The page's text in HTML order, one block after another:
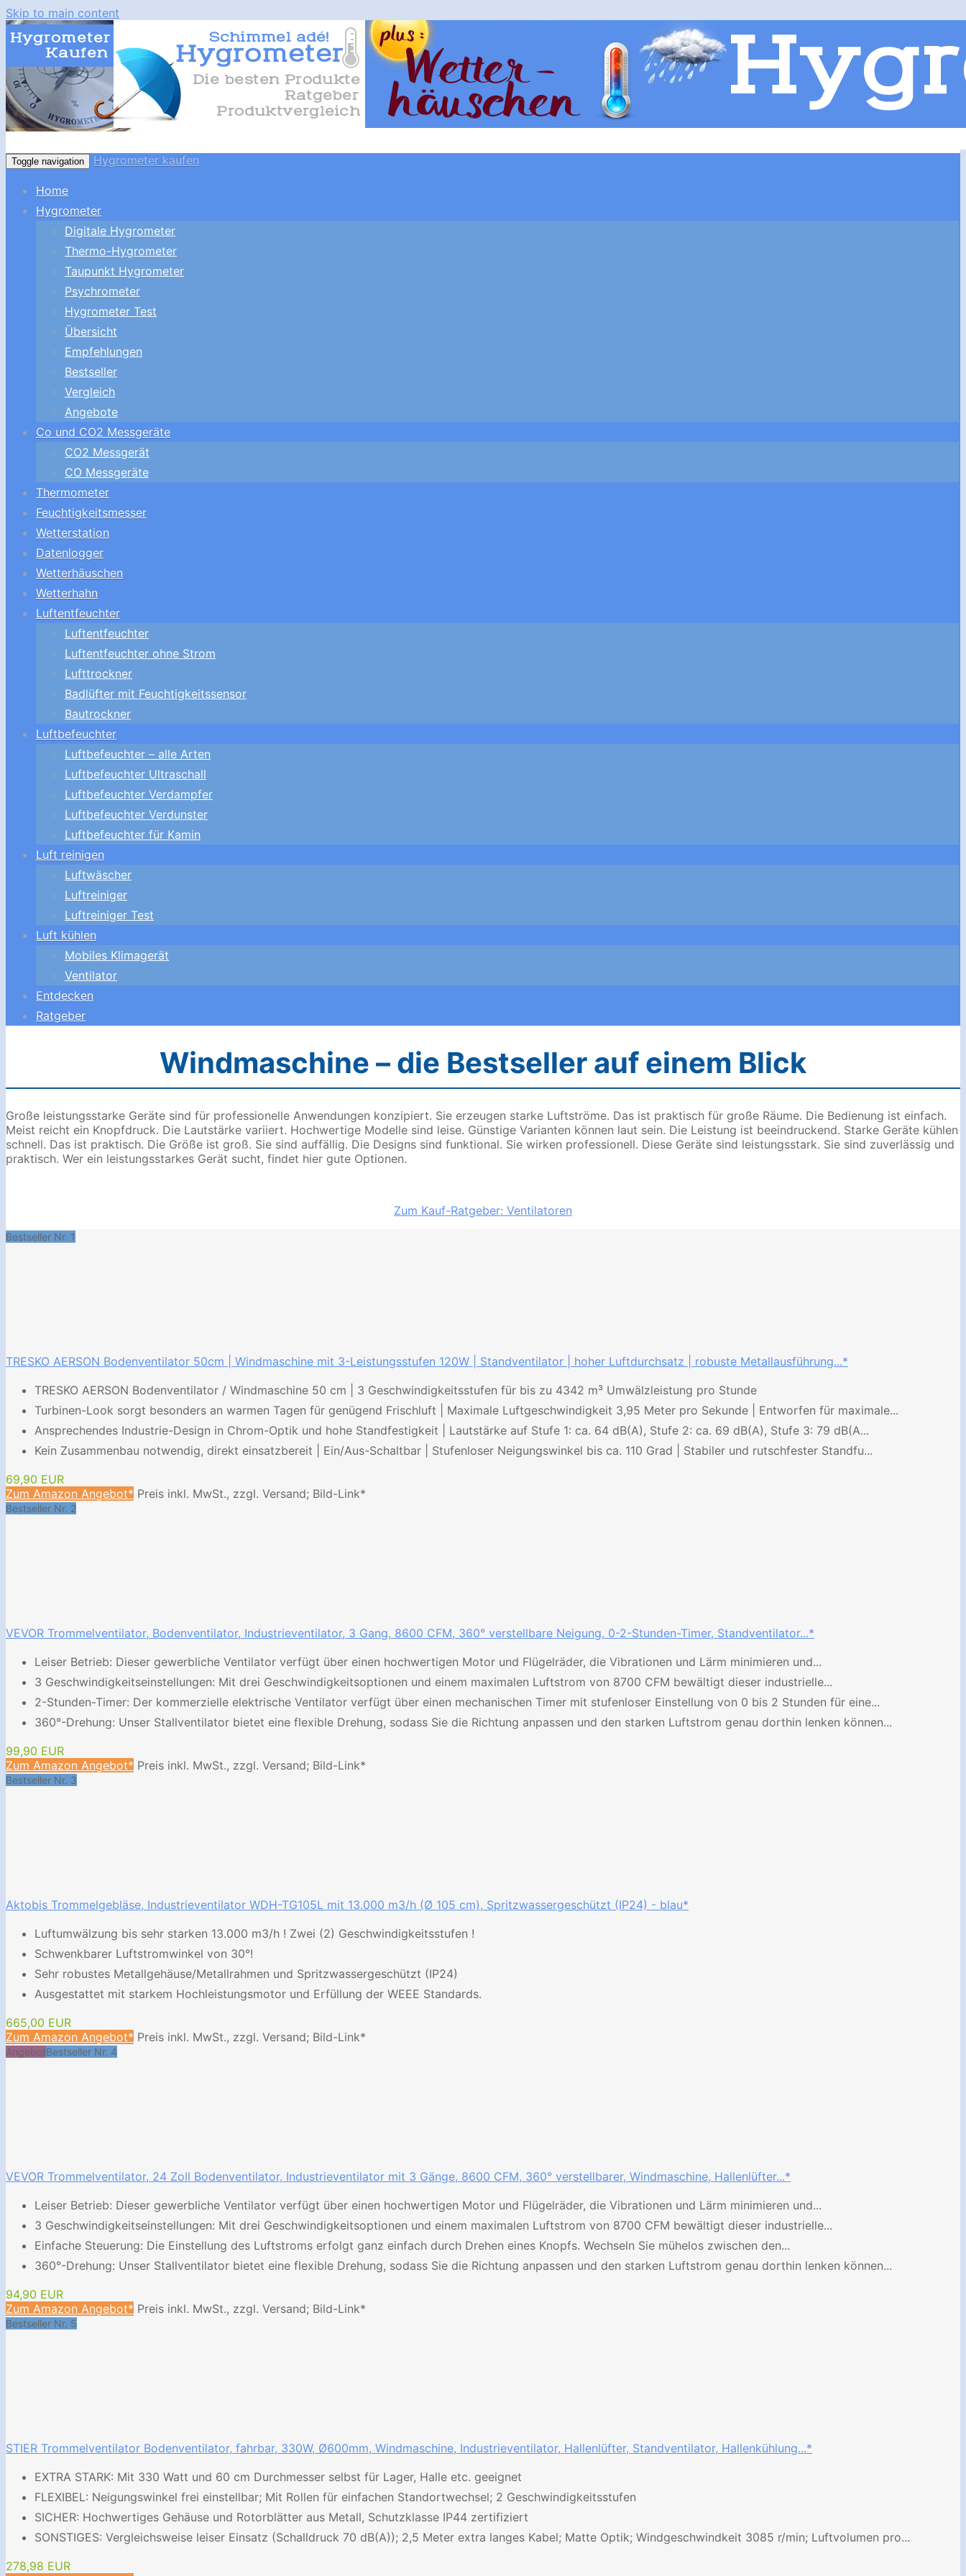
Skip to main content
Toggle navigation Hygrometer kaufen
Home
Hygrometer
Digitale Hygrometer
Thermo-Hygrometer
Taupunkt Hygrometer
Psychrometer
Hygrometer Test
Übersicht
Empfehlungen
Bestseller
Vergleich
Angebote
Co und CO2 Messgeräte
CO2 Messgerät
CO Messgeräte
Thermometer
Feuchtigkeitsmesser
Wetterstation
Datenlogger
Wetterhäuschen
Wetterhahn
Luftentfeuchter
Luftentfeuchter
Luftentfeuchter ohne Strom
Lufttrockner
Badlüfter mit Feuchtigkeitssensor
Bautrockner
Luftbefeuchter
Luftbefeuchter – alle Arten
Luftbefeuchter Ultraschall
Luftbefeuchter Verdampfer
Luftbefeuchter Verdunster
Luftbefeuchter für Kamin
Luft reinigen
Luftwäscher
Luftreiniger
Luftreiniger Test
Luft kühlen
Mobiles Klimagerät
Ventilator
Entdecken
Ratgeber
Windmaschine – die Bestseller auf einem Blick
Große leistungsstarke Geräte sind für professionelle Anwendungen konzipiert. Sie erzeugen starke Luftströme. Das ist praktisch für große Räume. Die Bedienung ist einfach.
Meist reicht ein Knopfdruck. Die Lautstärke variiert. Hochwertige Modelle sind leise. Günstige Varianten können laut sein. Die Leistung ist beeindruckend. Starke Geräte kühlen
schnell. Das ist praktisch. Die Größe ist groß. Sie sind auffällig. Die Designs sind funktional. Sie wirken professionell. Diese Geräte sind leistungsstark. Sie sind zuverlässig und
praktisch. Wer ein leistungsstarkes Gerät sucht, findet hier gute Optionen.
Zum Kauf-Ratgeber: Ventilatoren
Bestseller Nr. 1
TRESKO AERSON Bodenventilator 50cm | Windmaschine mit 3-Leistungsstufen 120W | Standventilator | hoher Luftdurchsatz | robuste Metallausführung...*
TRESKO AERSON Bodenventilator / Windmaschine 50 cm | 3 Geschwindigkeitsstufen für bis zu 4342 m³ Umwälzleistung pro Stunde
Turbinen-Look sorgt besonders an warmen Tagen für genügend Frischluft | Maximale Luftgeschwindigkeit 3,95 Meter pro Sekunde | Entworfen für maximale...
Ansprechendes Industrie-Design in Chrom-Optik und hohe Standfestigkeit | Lautstärke auf Stufe 1: ca. 64 dB(A), Stufe 2: ca. 69 dB(A), Stufe 3: 79 dB(A...
Kein Zusammenbau notwendig, direkt einsatzbereit | Ein/Aus-Schaltbar | Stufenloser Neigungswinkel bis ca. 110 Grad | Stabiler und rutschfester Standfu...
69,90 EUR
Zum Amazon Angebot* Preis inkl. MwSt., zzgl. Versand; Bild-Link*
Bestseller Nr. 2
VEVOR Trommelventilator, Bodenventilator, Industrieventilator, 3 Gang, 8600 CFM, 360° verstellbare Neigung, 0-2-Stunden-Timer, Standventilator...*
Leiser Betrieb: Dieser gewerbliche Ventilator verfügt über einen hochwertigen Motor und Flügelräder, die Vibrationen und Lärm minimieren und...
3 Geschwindigkeitseinstellungen: Mit drei Geschwindigkeitsoptionen und einem maximalen Luftstrom von 8700 CFM bewältigt dieser industrielle...
2-Stunden-Timer: Der kommerzielle elektrische Ventilator verfügt über einen mechanischen Timer mit stufenloser Einstellung von 0 bis 2 Stunden für eine...
360°-Drehung: Unser Stallventilator bietet eine flexible Drehung, sodass Sie die Richtung anpassen und den starken Luftstrom genau dorthin lenken können...
99,90 EUR
Zum Amazon Angebot* Preis inkl. MwSt., zzgl. Versand; Bild-Link*
Bestseller Nr. 3
Aktobis Trommelgebläse, Industrieventilator WDH-TG105L mit 13.000 m3/h (Ø 105 cm), Spritzwassergeschützt (IP24) - blau*
Luftumwälzung bis sehr starken 13.000 m3/h ! Zwei (2) Geschwindigkeitsstufen !
Schwenkbarer Luftstromwinkel von 30°!
Sehr robustes Metallgehäuse/Metallrahmen und Spritzwassergeschützt (IP24)
Ausgestattet mit starkem Hochleistungsmotor und Erfüllung der WEEE Standards.
665,00 EUR
Zum Amazon Angebot* Preis inkl. MwSt., zzgl. Versand; Bild-Link*
AngebotBestseller Nr. 4
VEVOR Trommelventilator, 24 Zoll Bodenventilator, Industrieventilator mit 3 Gänge, 8600 CFM, 360° verstellbarer, Windmaschine, Hallenlüfter...*
Leiser Betrieb: Dieser gewerbliche Ventilator verfügt über einen hochwertigen Motor und Flügelräder, die Vibrationen und Lärm minimieren und...
3 Geschwindigkeitseinstellungen: Mit drei Geschwindigkeitsoptionen und einem maximalen Luftstrom von 8700 CFM bewältigt dieser industrielle...
Einfache Steuerung: Die Einstellung des Luftstroms erfolgt ganz einfach durch Drehen eines Knopfs. Wechseln Sie mühelos zwischen den...
360°-Drehung: Unser Stallventilator bietet eine flexible Drehung, sodass Sie die Richtung anpassen und den starken Luftstrom genau dorthin lenken können...
94,90 EUR
Zum Amazon Angebot* Preis inkl. MwSt., zzgl. Versand; Bild-Link*
Bestseller Nr. 5
STIER Trommelventilator Bodenventilator, fahrbar, 330W, Ø600mm, Windmaschine, Industrieventilator, Hallenlüfter, Standventilator, Hallenkühlung...*
EXTRA STARK: Mit 330 Watt und 60 cm Durchmesser selbst für Lager, Halle etc. geeignet
FLEXIBEL: Neigungswinkel frei einstellbar; Mit Rollen für einfachen Standortwechsel; 2 Geschwindigkeitsstufen
SICHER: Hochwertiges Gehäuse und Rotorblätter aus Metall, Schutzklasse IP44 zertifiziert
SONSTIGES: Vergleichsweise leiser Einsatz (Schalldruck 70 dB(A)); 2,5 Meter extra langes Kabel; Matte Optik; Windgeschwindkeit 3085 r/min; Luftvolumen pro...
278,98 EUR